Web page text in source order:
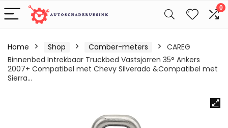
0
Home Shop Camber-meters
CAREG
Binnenbed Intrekbaar Truckbed Vastsjorren 35° Ankers
2007+ Compatibel met Chevy Silverado &Compatibel met
Sierra…